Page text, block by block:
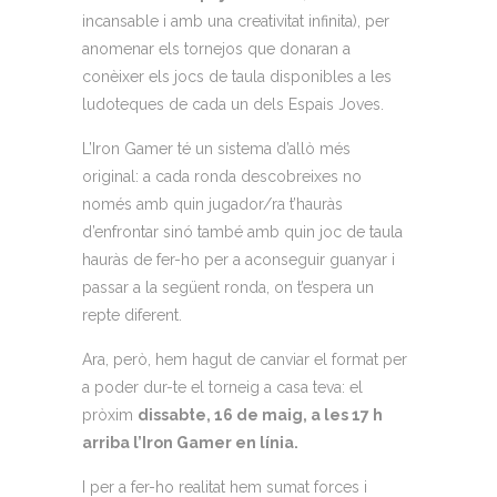
incansable i amb una creativitat infinita), per
anomenar els tornejos que donaran a
conèixer els jocs de taula disponibles a les
ludoteques de cada un dels Espais Joves.
L’Iron Gamer té un sistema d’allò més
original: a cada ronda descobreixes no
només amb quin jugador/ra t’hauràs
d’enfrontar sinó també amb quin joc de taula
hauràs de fer-ho per a aconseguir guanyar i
passar a la següent ronda, on t’espera un
repte diferent.
Ara, però, hem hagut de canviar el format per
a poder dur-te el torneig a casa teva: el
pròxim dissabte, 16 de maig, a les 17 h
arriba l’Iron Gamer en línia.
I per a fer-ho realitat hem sumat forces i